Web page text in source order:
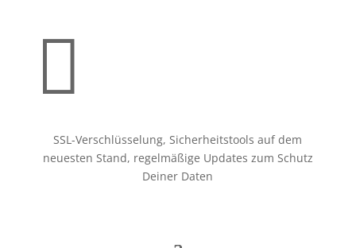

SSL-Verschlüsselung, Sicherheitstools auf dem
neuesten Stand, regelmäßige Updates zum Schutz
Deiner Daten